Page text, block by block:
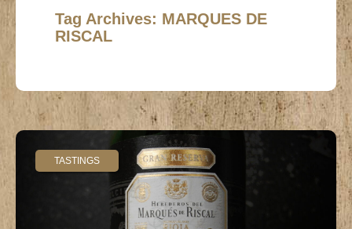
Tag Archives: MARQUES DE
RISCAL
TASTINGS